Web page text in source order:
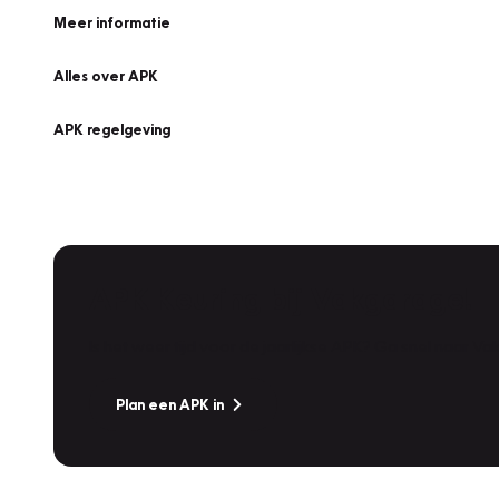
Meer informatie
Alles over APK
APK regelgeving
Plan een APK in